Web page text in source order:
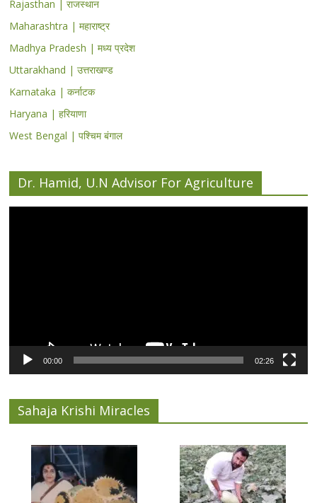
Rajasthan | राजस्थान
Maharashtra | महाराष्ट्र
Madhya Pradesh | मध्य प्रदेश
Uttarakhand | उत्तराखण्ड
Karnataka | कर्नाटक
Haryana | हरियाणा
West Bengal | पश्चिम बंगाल
Dr. Hamid, U.N Advisor For Agriculture
00:00 02:26
Sahaja Krishi Miracles